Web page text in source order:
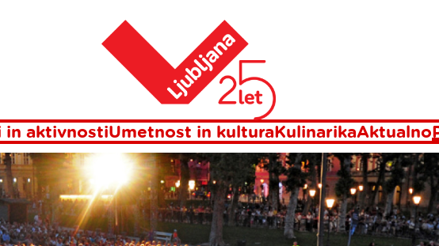
in aktivnostiUmetnost in kulturaKulinarikaAktualno
Prireditve